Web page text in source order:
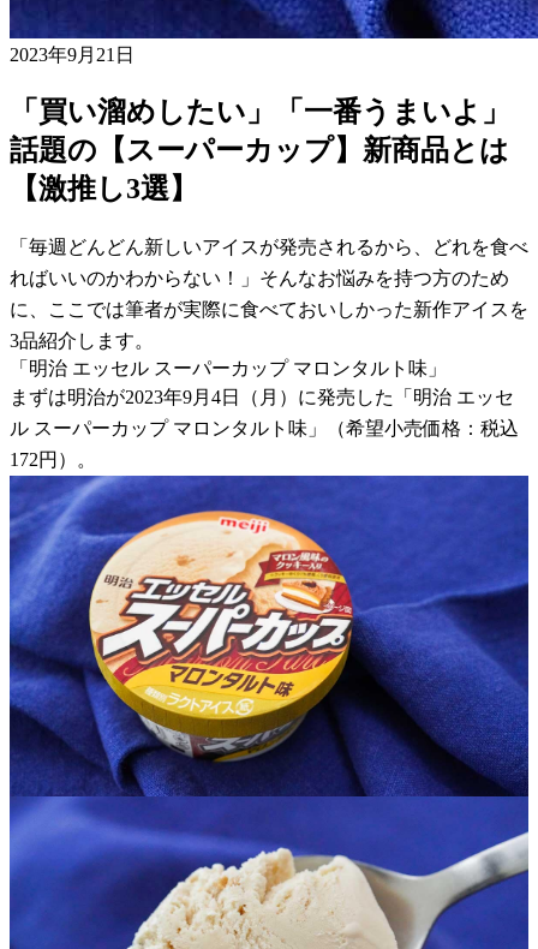
2023年9月21日
「買い溜めしたい」「一番うまいよ」
話題の【スーパーカップ】新商品とは
【激推し3選】
「毎週どんどん新しいアイスが発売されるから、どれを食べ
ればいいのかわからない！」そんなお悩みを持つ方のため
に、ここでは筆者が実際に食べておいしかった新作アイスを
3品紹介します。
「明治 エッセル スーパーカップ マロンタルト味」
まずは明治が2023年9月4日（月）に発売した「明治 エッセ
ル スーパーカップ マロンタルト味」（希望小売価格：税込
172円）。